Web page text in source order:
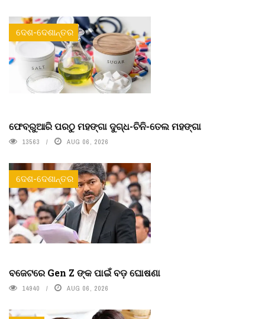
ଦେଶ-ଦେଶାନ୍ତର
ଫେବ୍ରୁଆରି ପରଠୁ ମହଙ୍ଗା ଦୁଗ୍ଧ-ଚିନି-ତେଲ ମହଙ୍ଗା
13563 AUG 06, 2026
ଦେଶ-ଦେଶାନ୍ତର
ବଜେଟରେ Gen Z ଙ୍କ ପାଇଁ ବଡ଼ ଘୋଷଣା
14940 AUG 06, 2026